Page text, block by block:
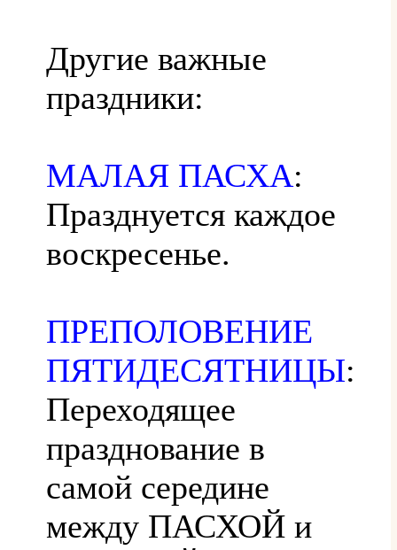
Другие важные
праздники:
МАЛАЯ ПАСХА:
Празднуется каждое
воскресенье.
ПРЕПОЛОВЕНИЕ
ПЯТИДЕСЯТНИЦЫ:
Переходящее
празднование в
самой середине
между ПАСХОЙ и